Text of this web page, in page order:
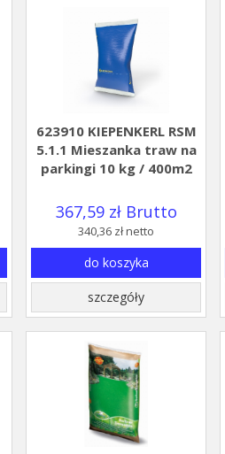
623910 KIEPENKERL RSM
5.1.1 Mieszanka traw na
parkingi 10 kg / 400m2
367,59 zł Brutto
340,36 zł netto
do koszyka
szczegóły